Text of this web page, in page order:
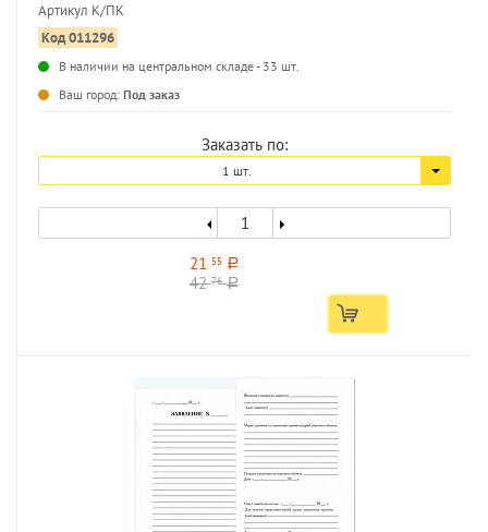
Артикул К/ПК
Код 011296
В наличии на центральном складе - 33 шт.
Ваш город: Под заказ
Заказать по:
1 шт.
21 55 a
4276 a